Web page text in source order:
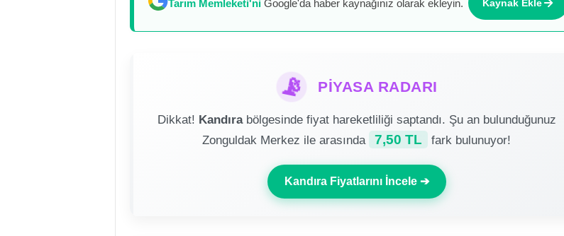
Tarım Memleketi'niGoogle'da haber kaynağınız olarak ekleyin. Kaynak Ekle
📡 PİYASA RADARI
Dikkat! Kandırabölgesinde fiyat hareketliliği saptandı. Şu an bulunduğunuz
Zonguldak Merkez ile arasında
7,50 TL fark bulunuyor!
Kandıra Fiyatlarını İncele ➔